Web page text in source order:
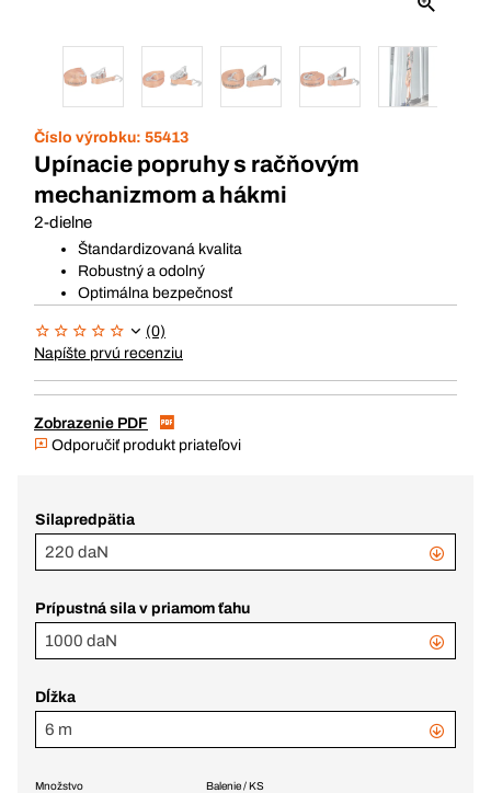
Číslo výrobku: 55413
Upínacie popruhy s račňovým
mechanizmom a hákmi
2-dielne
Štandardizovaná kvalita
Robustný a odolný
Optimálna bezpečnosť
(0)
Napíšte prvú recenziu
Zobrazenie PDF
Odporučiť produkt priateľovi
Silapredpätia
220 daN
Prípustná sila v priamom ťahu
1000 daN
Dĺžka
6 m
Balenie / KS
Množstvo